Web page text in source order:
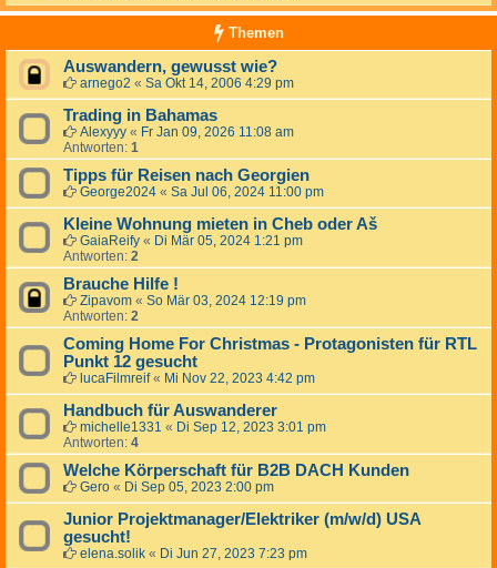
Themen
Auswandern, gewusst wie?
arnego2 « Sa Okt 14, 2006 4:29 pm
Trading in Bahamas
Alexyyy « Fr Jan 09, 2026 11:08 am
Antworten: 1
Tipps für Reisen nach Georgien
George2024 « Sa Jul 06, 2024 11:00 pm
Kleine Wohnung mieten in Cheb oder Aš
GaiaReify « Di Mär 05, 2024 1:21 pm
Antworten: 2
Brauche Hilfe !
Zipavom « So Mär 03, 2024 12:19 pm
Antworten: 2
Coming Home For Christmas - Protagonisten für RTL
Punkt 12 gesucht
lucaFilmreif« Mi Nov 22, 2023 4:42 pm
Handbuch für Auswanderer
michelle1331 « Di Sep 12, 2023 3:01 pm
Antworten: 4
Welche Körperschaft für B2B DACH Kunden
Gero « Di Sep 05, 2023 2:00 pm
Junior Projektmanager/Elektriker (m/w/d) USA
gesucht!
elena.solik « Di Jun 27, 2023 7:23 pm